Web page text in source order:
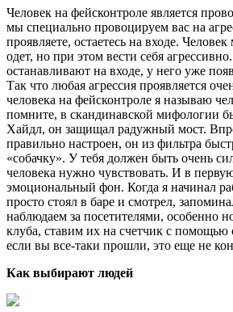
Человек на фейсконтроле является
мы специально провоцируем вас на
проявляете, остаетесь на входе.
одет, но при этом вести себя
останавливают на входе, у него уже
Так что любая агрессия проявляется
человека на фейсконтроле я называю
помните, в скандинавской мифологии
Хайдл, он защищал радужный мост.
правильно настроен, он из фильтра
«собачку». У тебя должен быть очень
человека нужно чувствовать. И в
эмоциональный фон. Когда я начинал
просто стоял в баре и смотрел,
наблюдаем за посетителями, особенно
клуба, ставим их на счетчик с помощью
если вы все-таки прошли, это еще не
Как выбирают людей